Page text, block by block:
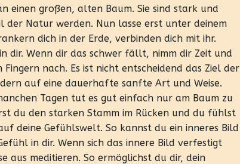
einen großen, alten Baum. Sie sind stark und
der Natur werden. Nun lasse erst unter deinem
dich in der Erde, verbinden dich mit ihr.
dir. Wenn dir das schwer fällt, nimm dir Zeit und
nach. Es ist nicht entscheidend das Ziel der
auf eine dauerhafte sanfte Art und Weise.
Tagen tut es gut einfach nur am Baum zu
du den starken Stamm im Rücken und du fühlst
deine Gefühlswelt. So kannst du ein inneres Bild
in dir. Wenn sich das innere Bild verfestigt
aus meditieren. So ermöglichst du dir, dein